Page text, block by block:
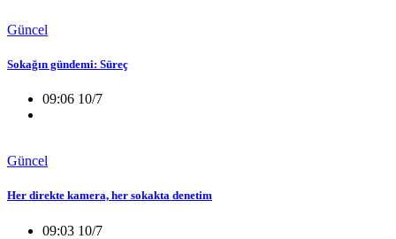
Güncel
Sokağın gündemi: Süreç
09:06 10/7
Güncel
Her direkte kamera, her sokakta denetim
09:03 10/7